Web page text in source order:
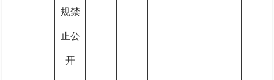
规禁
止公
开